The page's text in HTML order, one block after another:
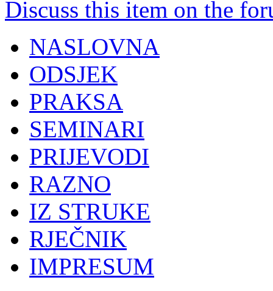
Discuss this item on the
NASLOVNA
ODSJEK
PRAKSA
SEMINARI
PRIJEVODI
RAZNO
IZ STRUKE
RJEČNIK
IMPRESUM